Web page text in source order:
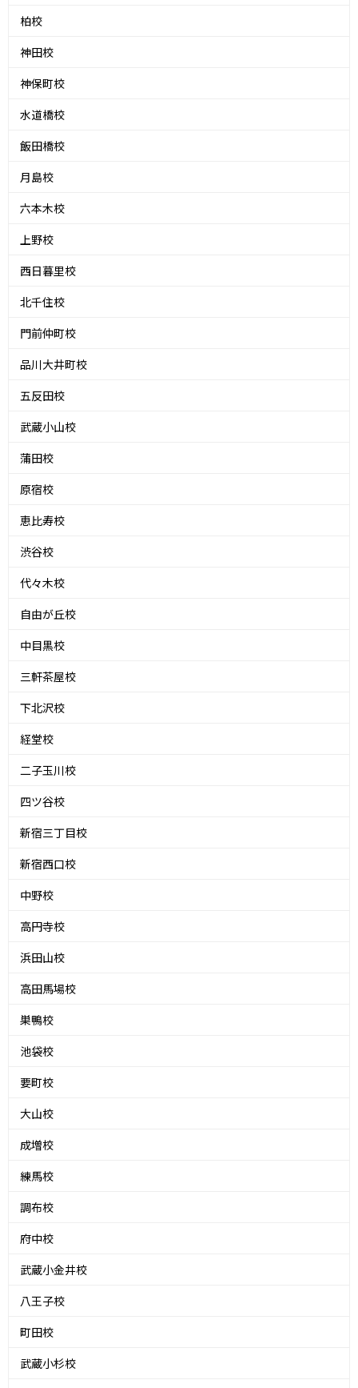
柏校
神田校
神保町校
水道橋校
飯田橋校
月島校
六本木校
上野校
西日暮里校
北千住校
門前仲町校
品川大井町校
五反田校
武蔵小山校
蒲田校
原宿校
恵比寿校
渋谷校
代々木校
自由が丘校
中目黒校
三軒茶屋校
下北沢校
経堂校
二子玉川校
四ツ谷校
新宿三丁目校
新宿西口校
中野校
高円寺校
浜田山校
高田馬場校
巣鴨校
池袋校
要町校
大山校
成増校
練馬校
調布校
府中校
武蔵小金井校
八王子校
町田校
武蔵小杉校